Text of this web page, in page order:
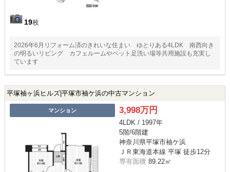
19枚
2026年6月リフォーム済のきれいな住まい ゆとりある4LDK 南西向き
の明るいリビング カフェルームやペット足洗い場等共用施設も充実し
ています
平塚袖ヶ浜ヒルズ|平塚市袖ケ浜の中古マンション
マンション 3,998万円
4LDK / 1997年
5階/6階建
神奈川県平塚市袖ケ浜
ＪＲ東海道本線 平塚 徒歩12分
専有面積 89.22㎡